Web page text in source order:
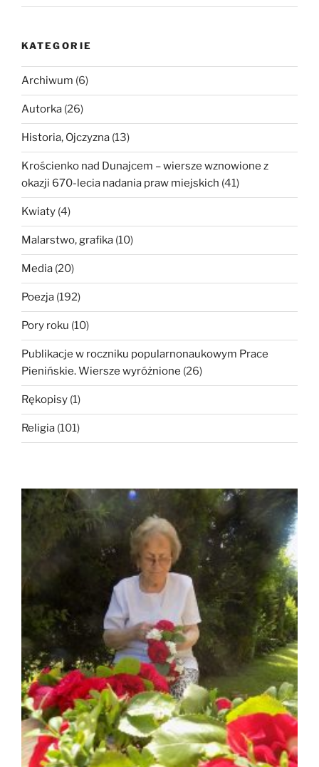
KATEGORIE
Archiwum (6)
Autorka (26)
Historia, Ojczyzna (13)
Krościenko nad Dunajcem – wiersze wznowione z
okazji 670-lecia nadania praw miejskich (41)
Kwiaty (4)
Malarstwo, grafika (10)
Media (20)
Poezja (192)
Pory roku (10)
Publikacje w roczniku popularnonaukowym Prace
Pienińskie. Wiersze wyróżnione (26)
Rękopisy (1)
Religia (101)